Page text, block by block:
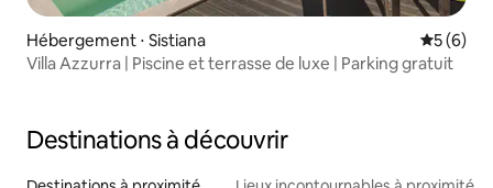
Hébergement ⋅ Sistiana
5 (6)
Villa Azzurra | Piscine et terrasse de luxe | Parking gratuit
Destinations à découvrir